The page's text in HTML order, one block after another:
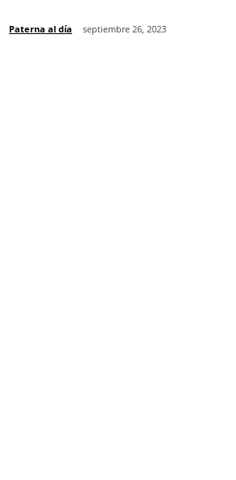
Paterna al día septiembre 26, 2023